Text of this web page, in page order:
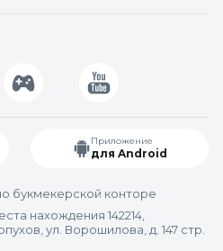
Приложение
для Android
букмекерской конторе
нахождения 142214,
ул. Ворошилова, д. 147 стр.